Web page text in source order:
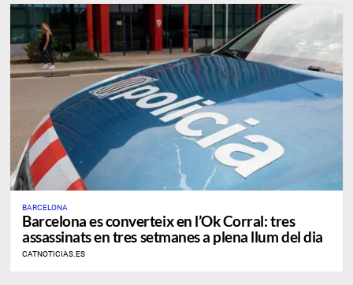
BARCELONA
Barcelona es converteix en l’Ok Corral: tres
assassinats en tres setmanes a plena llum del dia
CATNOTICIAS.ES